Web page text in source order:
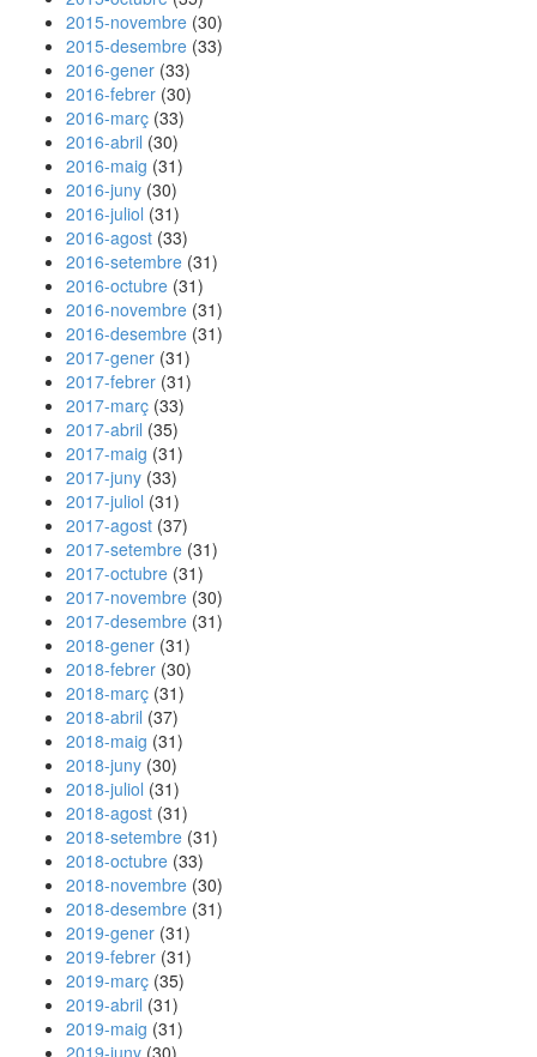
2015-novembre (30)
2015-desembre (33)
2016-gener (33)
2016-febrer (30)
2016-març (33)
2016-abril (30)
2016-maig (31)
2016-juny (30)
2016-juliol (31)
2016-agost (33)
2016-setembre (31)
2016-octubre (31)
2016-novembre (31)
2016-desembre (31)
2017-gener (31)
2017-febrer (31)
2017-març (33)
2017-abril (35)
2017-maig (31)
2017-juny (33)
2017-juliol (31)
2017-agost (37)
2017-setembre (31)
2017-octubre (31)
2017-novembre (30)
2017-desembre (31)
2018-gener (31)
2018-febrer (30)
2018-març (31)
2018-abril (37)
2018-maig (31)
2018-juny (30)
2018-juliol (31)
2018-agost (31)
2018-setembre (31)
2018-octubre (33)
2018-novembre (30)
2018-desembre (31)
2019-gener (31)
2019-febrer (31)
2019-març (35)
2019-abril (31)
2019-maig (31)
2019-juny (30)